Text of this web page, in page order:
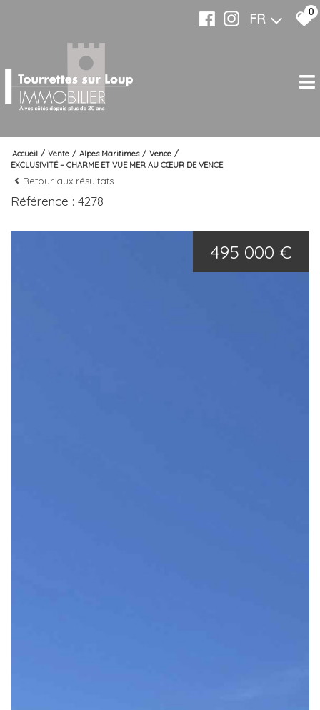
FR 0
Accueil Vente Alpes Maritimes
Vence
EXCLUSIVITÉ – CHARME ET VUE MER AU CŒUR DE VENCE
Retour aux résultats
Référence : 4278
495 000 €